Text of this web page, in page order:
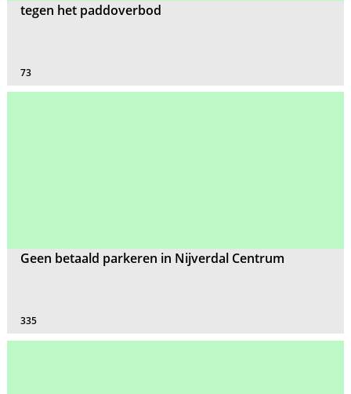
tegen het paddoverbod
73
Geen betaald parkeren in Nijverdal Centrum
335